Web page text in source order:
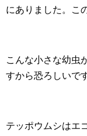
にありました。こ
こんな小さな幼虫
すから恐ろしいで
テッポウムシはエ